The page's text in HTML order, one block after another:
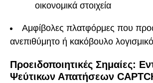
οικονομικά στοιχεία
Αμφίβολες πλατφόρμες που
ανεπιθύμητο ή κακόβουλο λογισμικό
Προειδοποιητικές Σημαίες:
Ψεύτικων Απατήσεων